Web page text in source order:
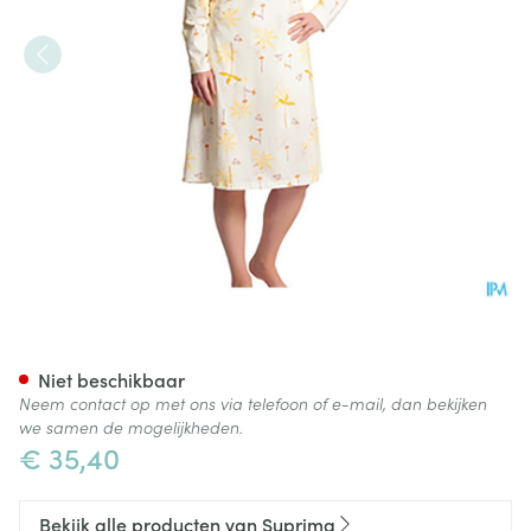
€ 35,40
Niet beschikbaar
Neem contact op met ons via telefoon of e-mail, dan bekijken
we samen de mogelijkheden.
Bekijk alle producten van Suprima